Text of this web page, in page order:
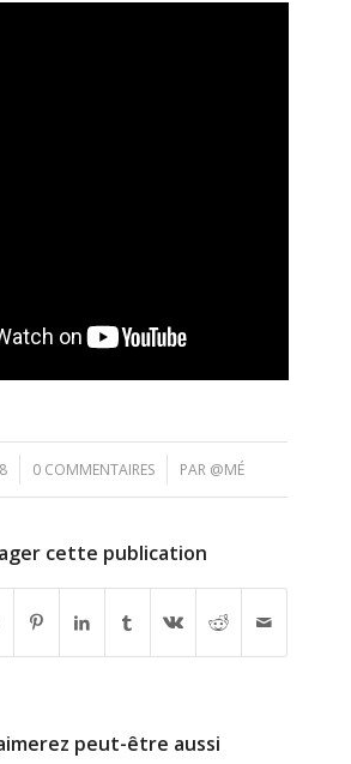
0 COMMENTAIRES
/ PAR @MÉ
cette publication
peut-être aussi